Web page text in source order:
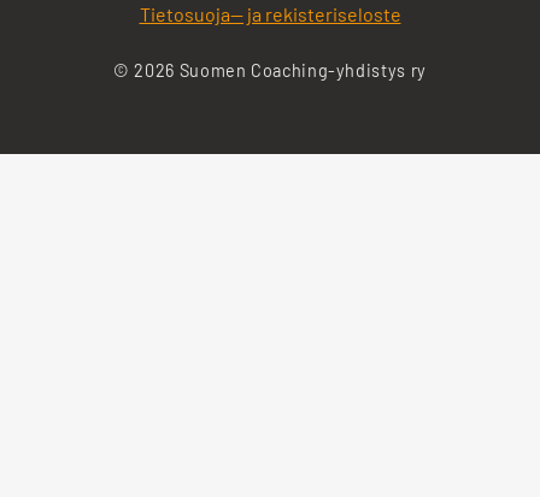
Tietosuoja— ja rekisteriseloste
© 2026 Suomen Coaching-yhdistys ry